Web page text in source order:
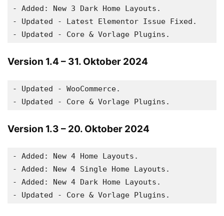
- Added: New 3 Dark Home Layouts.
- Updated - Latest Elementor Issue Fixed.
Version 1.4 – 31. Oktober 2024
- Updated - WooCommerce.
Version 1.3 – 20. Oktober 2024
- Added: New 4 Home Layouts.
- Added: New 4 Single Home Layouts.
- Added: New 4 Dark Home Layouts.